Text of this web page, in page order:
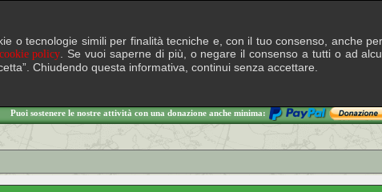
Puoi sostenere le nostre attività con una donazione anche minima:
o tecnologie simili per finalità tecniche e, con il tuo consenso, anche
cookie policy . Se vuoi saperne di più, o negare il consenso a tutti o ad
Chiudendo questa informativa, continui senza accettare.